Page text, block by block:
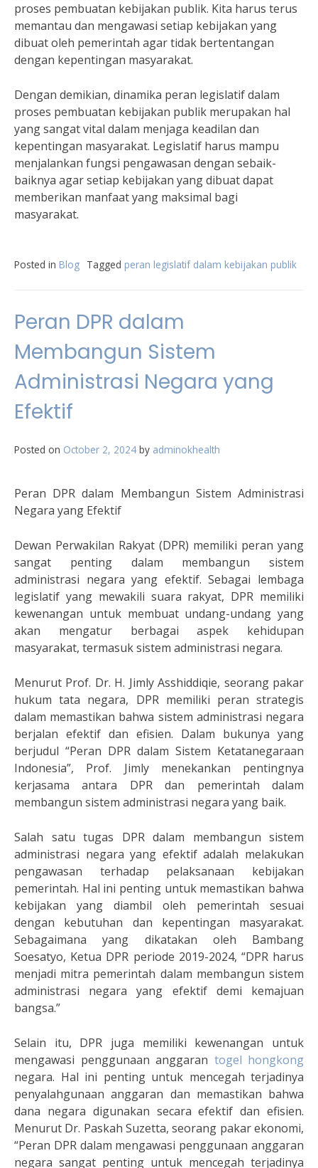
proses pembuatan kebijakan publik. Kita harus terus
memantau dan mengawasi setiap kebijakan yang
dibuat oleh pemerintah agar tidak bertentangan
dengan kepentingan masyarakat.
Dengan demikian, dinamika peran legislatif dalam
proses pembuatan kebijakan publik merupakan hal
yang sangat vital dalam menjaga keadilan dan
kepentingan masyarakat. Legislatif harus mampu
menjalankan fungsi pengawasan dengan sebaik-
baiknya agar setiap kebijakan yang dibuat dapat
memberikan manfaat yang maksimal bagi
masyarakat.
Posted in Blog Tagged peran legislatif dalam kebijakan publik
Peran DPR dalam
Membangun Sistem
Administrasi Negara yang
Efektif
Posted on October 2, 2024 by adminokhealth
Peran DPR dalam Membangun Sistem Administrasi
Negara yang Efektif
Dewan Perwakilan Rakyat (DPR) memiliki peran yang
sangat penting dalam membangun sistem
administrasi negara yang efektif. Sebagai lembaga
legislatif yang mewakili suara rakyat, DPR memiliki
kewenangan untuk membuat undang-undang yang
akan mengatur berbagai aspek kehidupan
masyarakat, termasuk sistem administrasi negara.
Menurut Prof. Dr. H. Jimly Asshiddiqie, seorang pakar
hukum tata negara, DPR memiliki peran strategis
dalam memastikan bahwa sistem administrasi negara
berjalan efektif dan efisien. Dalam bukunya yang
berjudul “Peran DPR dalam Sistem Ketatanegaraan
Indonesia”, Prof. Jimly menekankan pentingnya
kerjasama antara DPR dan pemerintah dalam
membangun sistem administrasi negara yang baik.
Salah satu tugas DPR dalam membangun sistem
administrasi negara yang efektif adalah melakukan
pengawasan terhadap pelaksanaan kebijakan
pemerintah. Hal ini penting untuk memastikan bahwa
kebijakan yang diambil oleh pemerintah sesuai
dengan kebutuhan dan kepentingan masyarakat.
Sebagaimana yang dikatakan oleh Bambang
Soesatyo, Ketua DPR periode 2019-2024, “DPR harus
menjadi mitra pemerintah dalam membangun sistem
administrasi negara yang efektif demi kemajuan
bangsa.”
Selain itu, DPR juga memiliki kewenangan untuk
mengawasi penggunaan anggaran togel hongkong
negara. Hal ini penting untuk mencegah terjadinya
penyalahgunaan anggaran dan memastikan bahwa
dana negara digunakan secara efektif dan efisien.
Menurut Dr. Paskah Suzetta, seorang pakar ekonomi,
“Peran DPR dalam mengawasi penggunaan anggaran
negara sangat penting untuk mencegah terjadinya